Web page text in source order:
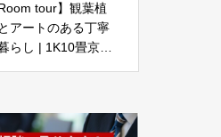
Room tour】観葉植
アートのある丁寧
らし | 1K10畳京都